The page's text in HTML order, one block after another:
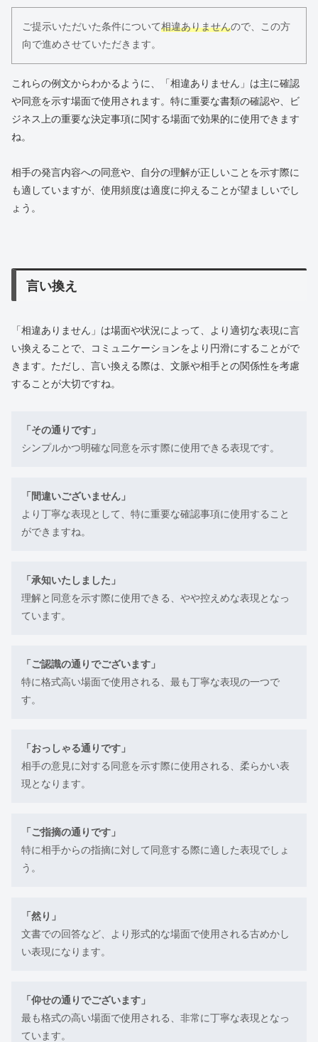
ご提示いただいた条件について相違ありませんので、この方
向で進めさせていただきます。
これらの例文からわかるように、「相違ありません」は主に確認
や同意を示す場面で使用されます。特に重要な書類の確認や、ビ
ジネス上の重要な決定事項に関する場面で効果的に使用できます
ね。
相手の発言内容への同意や、自分の理解が正しいことを示す際に
も適していますが、使用頻度は適度に抑えることが望ましいでし
ょう。
言い換え
「相違ありません」は場面や状況によって、より適切な表現に言
い換えることで、コミュニケーションをより円滑にすることがで
きます。ただし、言い換える際は、文脈や相手との関係性を考慮
することが大切ですね。
「その通りです」
シンプルかつ明確な同意を示す際に使用できる表現です。
「間違いございません」
より丁寧な表現として、特に重要な確認事項に使用すること
ができますね。
「承知いたしました」
理解と同意を示す際に使用できる、やや控えめな表現となっ
ています。
「ご認識の通りでございます」
特に格式高い場面で使用される、最も丁寧な表現の一つで
す。
「おっしゃる通りです」
相手の意見に対する同意を示す際に使用される、柔らかい表
現となります。
「ご指摘の通りです」
特に相手からの指摘に対して同意する際に適した表現でしょ
う。
「然り」
文書での回答など、より形式的な場面で使用される古めかし
い表現になります。
「仰せの通りでございます」
最も格式の高い場面で使用される、非常に丁寧な表現となっ
ています。